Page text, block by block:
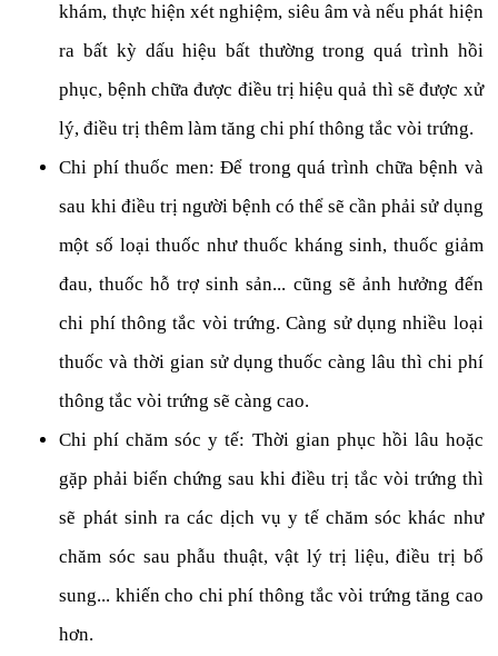
khám, thực hiện xét nghiệm, siêu âm và nếu phát hiện
ra bất kỳ dấu hiệu bất thường trong quá trình hồi
phục, bệnh chữa được điều trị hiệu quả thì sẽ được xử
lý, điều trị thêm làm tăng chi phí thông tắc vòi trứng.
Chi phí thuốc men: Để trong quá trình chữa bệnh và
sau khi điều trị người bệnh có thể sẽ cần phải sử dụng
một số loại thuốc như thuốc kháng sinh, thuốc giảm
đau, thuốc hỗ trợ sinh sản... cũng sẽ ảnh hưởng đến
chi phí thông tắc vòi trứng. Càng sử dụng nhiều loại
thuốc và thời gian sử dụng thuốc càng lâu thì chi phí
thông tắc vòi trứng sẽ càng cao.
Chi phí chăm sóc y tế: Thời gian phục hồi lâu hoặc
gặp phải biến chứng sau khi điều trị tắc vòi trứng thì
sẽ phát sinh ra các dịch vụ y tế chăm sóc khác như
chăm sóc sau phẫu thuật, vật lý trị liệu, điều trị bổ
sung... khiến cho chi phí thông tắc vòi trứng tăng cao
hơn.